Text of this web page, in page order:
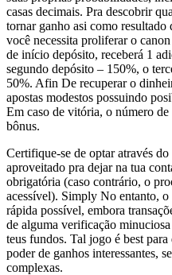
casas decimais. Pra descobrir
tornar ganho asi como resultado
você necessita proliferar o
de início depósito, receberá 1
segundo depósito – 150%, o
50%. Afin De recuperar o
apostas modestos possuindo
Em caso de vitória, o número
bônus.
Certifique-se de optar através
aproveitado pra dejar na tua
obrigatória (caso contrário, o
acessível). Simply No entanto,
rápida possível, embora
de alguma verificação
teus fundos. Tal jogo é best
poder de ganhos interessantes,
complexas.